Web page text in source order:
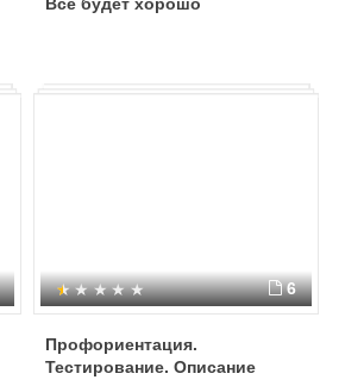
6
Профориентация.
Тестирование. Описание